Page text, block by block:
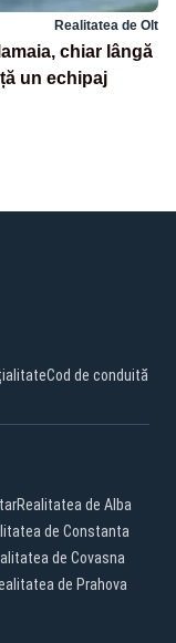
Realitatea de Olt
chiar lângă
un echipaj
Cod de conduită
Realitatea de Alba
de Constanta
de Covasna
de Prahova